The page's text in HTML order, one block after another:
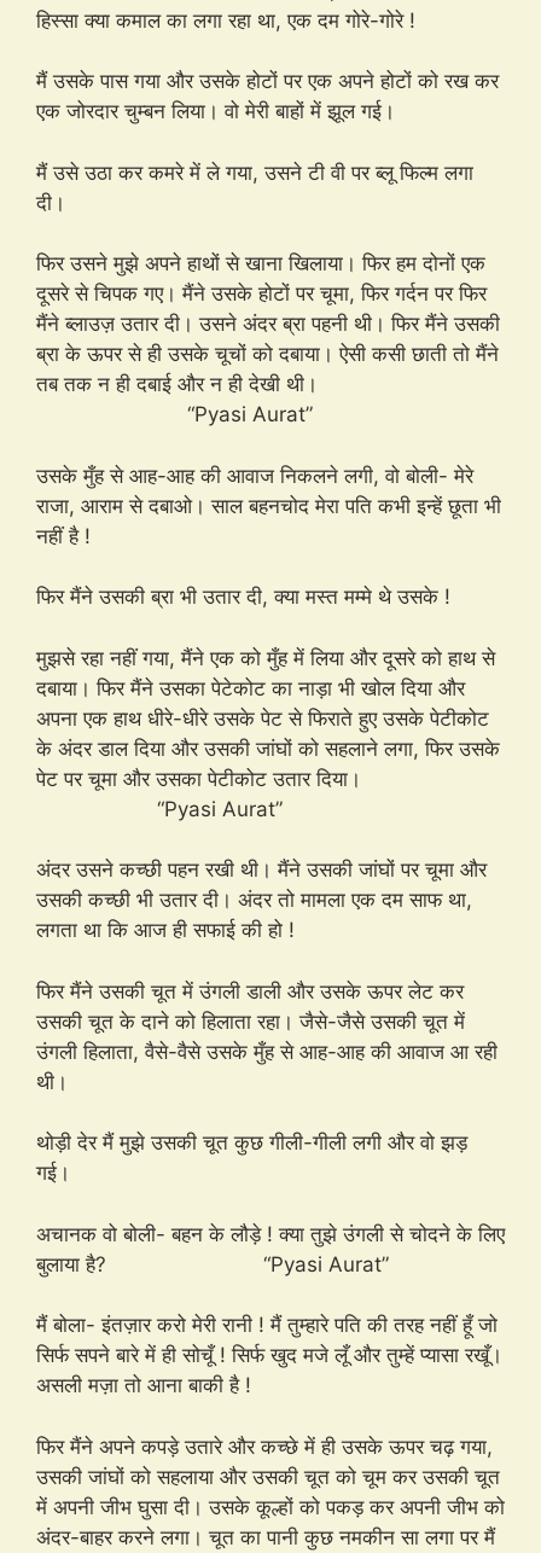
हिस्सा क्या कमाल का लगा रहा था, एक दम गोरे-गोरे !
मैं उसके पास गया और उसके होटों पर एक अपने होटों को रख कर
एक जोरदार चुम्बन लिया। वो मेरी बाहों में झूल गई।
मैं उसे उठा कर कमरे में ले गया, उसने टी वी पर ब्लू फिल्म लगा
दी।
फिर उसने मुझे अपने हाथों से खाना खिलाया। फिर हम दोनों एक
दूसरे से चिपक गए। मैंने उसके होटों पर चूमा, फिर गर्दन पर फिर
मैंने ब्लाउज़ उतार दी। उसने अंदर ब्रा पहनी थी। फिर मैंने उसकी
ब्रा के ऊपर से ही उसके चूचों को दबाया। ऐसी कसी छाती तो मैंने
तब तक न ही दबाई और न ही देखी थी।
“Pyasi Aurat”
उसके मुँह से आह-आह की आवाज निकलने लगी, वो बोली- मेरे
राजा, आराम से दबाओ। साल बहनचोद मेरा पति कभी इन्हें छूता भी
नहीं है !
फिर मैंने उसकी ब्रा भी उतार दी, क्या मस्त मम्मे थे उसके !
मुझसे रहा नहीं गया, मैंने एक को मुँह में लिया और दूसरे को हाथ से
दबाया। फिर मैंने उसका पेटेकोट का नाड़ा भी खोल दिया और
अपना एक हाथ धीरे-धीरे उसके पेट से फिराते हुए उसके पेटीकोट
के अंदर डाल दिया और उसकी जांघों को सहलाने लगा, फिर उसके
पेट पर चूमा और उसका पेटीकोट उतार दिया।
“Pyasi Aurat”
अंदर उसने कच्छी पहन रखी थी। मैंने उसकी जांघों पर चूमा और
उसकी कच्छी भी उतार दी। अंदर तो मामला एक दम साफ था,
लगता था कि आज ही सफाई की हो !
फिर मैंने उसकी चूत में उंगली डाली और उसके ऊपर लेट कर
उसकी चूत के दाने को हिलाता रहा। जैसे-जैसे उसकी चूत में
उंगली हिलाता, वैसे-वैसे उसके मुँह से आह-आह की आवाज आ रही
थी।
थोड़ी देर मैं मुझे उसकी चूत कुछ गीली-गीली लगी और वो झड़
गई।
अचानक वो बोली- बहन के लौड़े ! क्या तुझे उंगली से चोदने के लिए
बुलाया है? “Pyasi Aurat”
मैं बोला- इंतज़ार करो मेरी रानी ! मैं तुम्हारे पति की तरह नहीं हूँ जो
सिर्फ सपने बारे में ही सोचूँ ! सिर्फ खुद मजे लूँ और तुम्हें प्यासा रखूँ।
असली मज़ा तो आना बाकी है !
फिर मैंने अपने कपड़े उतारे और कच्छे में ही उसके ऊपर चढ़ गया,
उसकी जांघों को सहलाया और उसकी चूत को चूम कर उसकी चूत
में अपनी जीभ घुसा दी। उसके कूल्हों को पकड़ कर अपनी जीभ को
अंदर-बाहर करने लगा। चूत का पानी कुछ नमकीन सा लगा पर मैं